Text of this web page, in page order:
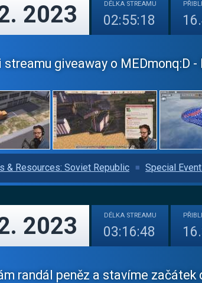
2023 DÉLKA STREAMU
02:55:18
streamu giveaway o MEDmonq:D
& Resources: Soviet Republic Special
2023 DÉLKA STREAMU
03:16:48
randál peněz a stavíme